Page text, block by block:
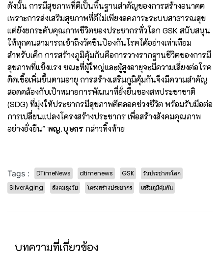
ดังนั้น การมีสุขภาพที่ดีเป็นพื้นฐานสำคัญของการสร้างอนาคต
เพราะการส่งเสริมสุขภาพที่ดีไม่เพียงลดภาระระบบสาธารณสุข
แต่ยังยกระดับคุณภาพชีวิตของประชากรทั่วโลก GSK สนับสนุน
ให้ทุกคนสามารถเข้าถึงวัคซีนป้องกันโรคได้อย่างเท่าเทียม
สำหรับเด็ก การสร้างภูมิคุ้มกันคือการวางรากฐานชีวิตของการมี
สุขภาพที่แข็งแรง ขณะที่ผู้ใหญ่และผู้สูงอายุจะมีความเสี่ยงต่อโรค
ติดเชื้อเพิ่มขึ้นตามอายุ การสร้างเสริมภูมิคุ้มกันจึงมีความสำคัญ
สอดคล้องกับเป้าหมายการพัฒนาที่ยั่งยืนของสหประชาชาติ
(SDG) ที่มุ่งให้ประชากรมีสุขภาพดีตลอดช่วงชีวิต พร้อมรับมือต่อ
การเปลี่ยนแปลงโครงสร้างประชากร เพื่อสร้างสังคมคุณภาพ
อย่างยั่งยืน" พญ.บุษกรกล่าวทิ้งท้าย
Tags : DTimeNews dtimenews GSK
วันประชากรโลก
SilverAging
สังคมสูงวัย โครงสร้างประชากร เสริมภูมิคุ้มกัน
บทความที่เกี่ยวข้อง